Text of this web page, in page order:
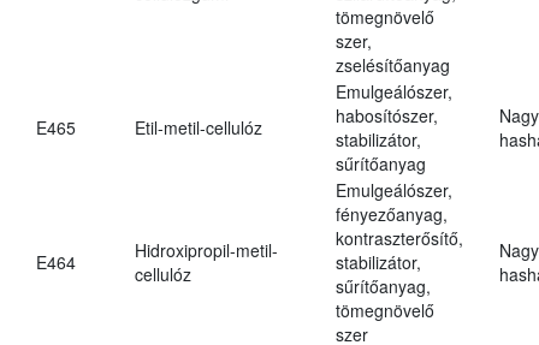
tömegnövelő
szer,
zselésítőanyag
E465 Etil-metil-cellulóz
Emulgeálószer,
habosítószer,
stabilizátor,
sűrítőanyag
E464
Hidroxipropil-metil-
cellulóz
Emulgeálószer,
fényezőanyag,
kontraszterősítő,
stabilizátor,
sűrítőanyag,
tömegnövelő
szer